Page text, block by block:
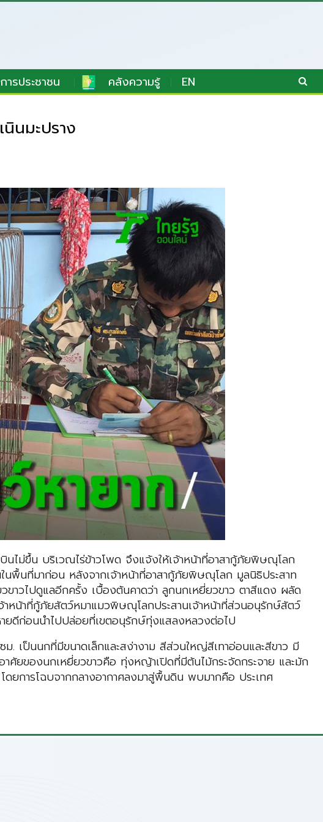
ารประชาชน คลังความรู้ EN
นมะปราง
ไม่ขึ้น บริเวณไร่ข้าวโพด จึงแจ้งให้เจ้าหน้าที่อาสากู้ภัยพิษณุโลก
พื้นที่มาก่อน หลังจากเจ้าหน้าที่อาสากู้ภัยพิษณุโลก มูลนิธิประสาท
ขาวไปดูแลอีกครั้ง เบื้องต้นคาดว่า ลูกนกเหยี่ยวขาว ตาสีแดง ผลัด
หน้าที่กู้ภัยสัตว์หมาแมวพิษณุโลกประสานเจ้าหน้าที่ส่วนอนุรักษ์สัตว์
ดีก่อนนำไปปล่อยที่เขตอนุรักษ์ทุ่งแสลงหลวงต่อไป
เป็นนกที่มีขนาดเล็กและสง่างาม สีส่วนใหญ่สีเทาอ่อนและสีขาว มี
ศัยของนกเหยี่ยวขาวคือ ทุ่งหญ้าเปิดที่มีต้นไม้กระจัดกระจาย และมัก
ยการโฉบจากกลางอากาศลงมาสู่พื้นดิน พบมากคือ ประเทศ